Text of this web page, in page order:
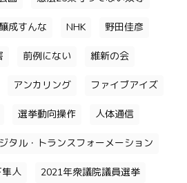
成すんな NHK 野田佳彦
前例にない 維新の会
アンカリング ファイブアイズ
選挙動向操作 人体通信
タル・トランスフォーメーション
隼人 2021年衆議院議員選挙